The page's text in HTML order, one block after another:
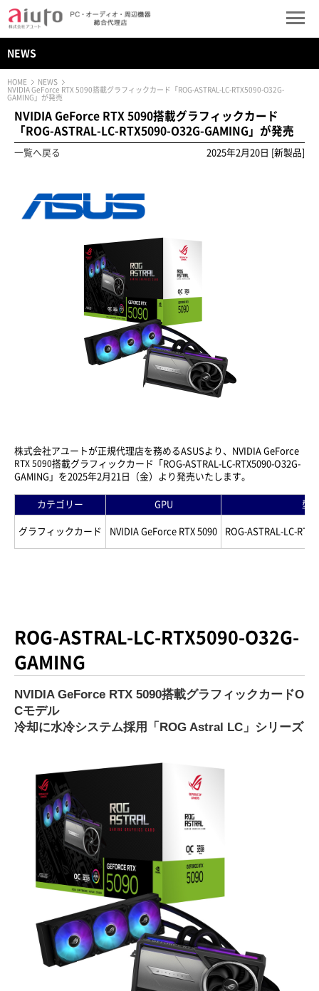
NEWS
HOME
NEWS
NVIDIA GeForce RTX 5090搭載グラフィックカード「ROG-ASTRAL-LC-RTX5090-O32G-
GAMING」が発売
NVIDIA GeForce RTX 5090搭載グラフィックカード
「ROG-ASTRAL-LC-RTX5090-O32G-GAMING」が発売
一覧へ戻る 2025年2月20日 [新製品]
株式会社アユートが正規代理店を務めるASUSより、NVIDIA GeForce
RTX 5090搭載グラフィックカード「ROG-ASTRAL-LC-RTX5090-O32G-
GAMING」を2025年2月21日（金）より発売いたします。
カテゴリー GPU 型
グラフィックカード NVIDIA GeForce RTX 5090 ROG-ASTRAL-LC-
ROG-ASTRAL-LC-RTX5090-O32G-
GAMING
NVIDIA GeForce RTX 5090搭載グラフィックカードO
Cモデル
冷却に水冷システム採用「ROG Astral LC」シリーズ